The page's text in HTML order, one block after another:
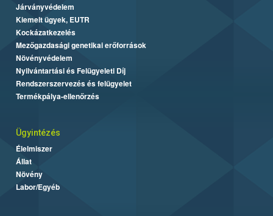
Járványvédelem
Kiemelt ügyek, EUTR
Kockázatkezelés
Mezőgazdasági genetikai erőforrások
Növényvédelem
Nyilvántartási és Felügyeleti Díj
Rendszerszervezés és felügyelet
Termékpálya-ellenőrzés
Ügyintézés
Élelmiszer
Állat
Növény
Labor/Egyéb